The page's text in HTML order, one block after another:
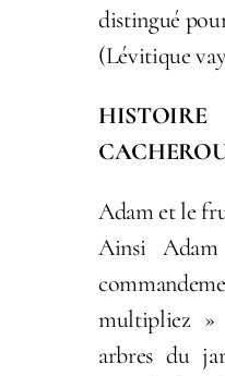
distingué
(Lévitique
Adam et le
Ainsi
multipliez
arbres du